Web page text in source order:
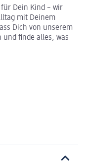
Dein Kind – wir
mit Deinem
Dich von unserem
finde alles, was